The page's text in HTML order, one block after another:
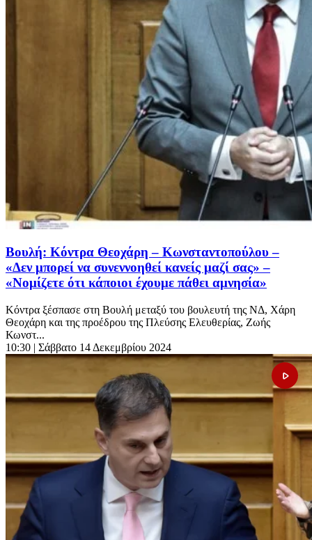
Βουλή: Κόντρα Θεοχάρη – Κωνσταντοπούλου –
«Δεν μπορεί να συνεννοηθεί κανείς μαζί σας» –
«Νομίζετε ότι κάποιοι έχουμε πάθει αμνησία»
Κόντρα ξέσπασε στη Βουλή μεταξύ του βουλευτή της ΝΔ, Χάρη
Θεοχάρη και της προέδρου της Πλεύσης Ελευθερίας, Ζωής
Κωνστ...
10:30 | Σάββατο 14 Δεκεμβρίου 2024